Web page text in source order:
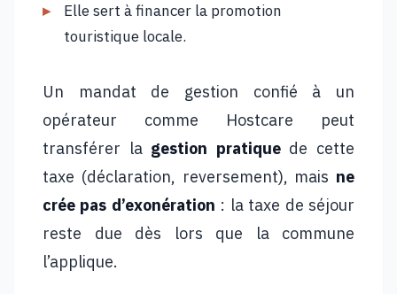
Elle sert à financer la promotion
touristique locale.
Un mandat de gestion confié à un
opérateur comme Hostcare peut
transférer la gestion pratiquede cette
taxe (déclaration, reversement), mais ne
crée pas d’exonération : la taxe de séjour
reste due dès lors que la commune
l’applique.